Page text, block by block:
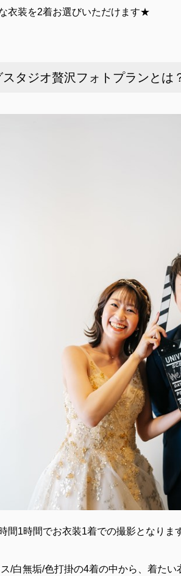
衣装を2着お選びいただけます★
タジオ贅沢フォトプランとは
間1時間でお衣装1着での撮影となり
/白無垢/色打掛の4着の中から、着たい